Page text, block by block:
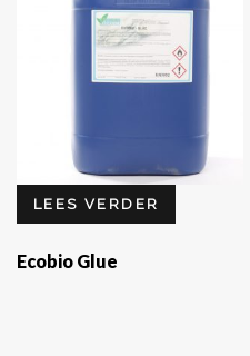
LEES VERDER
Ecobio Glue